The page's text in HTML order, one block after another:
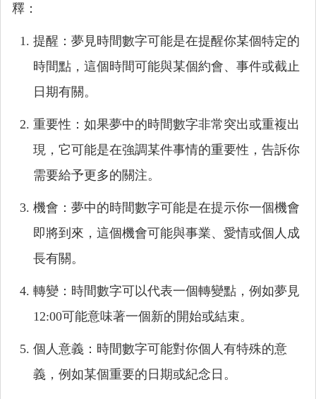
釋：
提醒：夢見時間數字可能是在提醒你某個特定的
時間點，這個時間可能與某個約會、事件或截止
日期有關。
重要性：如果夢中的時間數字非常突出或重複出
現，它可能是在強調某件事情的重要性，告訴你
需要給予更多的關注。
機會：夢中的時間數字可能是在提示你一個機會
即將到來，這個機會可能與事業、愛情或個人成
長有關。
轉變：時間數字可以代表一個轉變點，例如夢見
12:00可能意味著一個新的開始或結束。
個人意義：時間數字可能對你個人有特殊的意
義，例如某個重要的日期或紀念日。